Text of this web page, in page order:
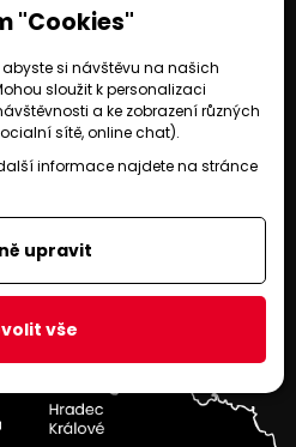
"Cookies"
abyste si návštěvu na našich
sloužit k personalizaci
a ke zobrazení různých
sítě, online chat).
informace najdete na stránce
upravit
vše
| Tvorba webových stránek ©